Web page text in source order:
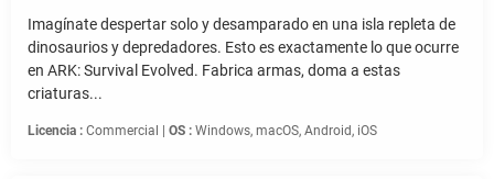
Imagínate despertar solo y desamparado en una isla repleta de
dinosaurios y depredadores. Esto es exactamente lo que ocurre
en ARK: Survival Evolved. Fabrica armas, doma a estas
criaturas...
Licencia : Commercial | OS : Windows, macOS, Android, iOS